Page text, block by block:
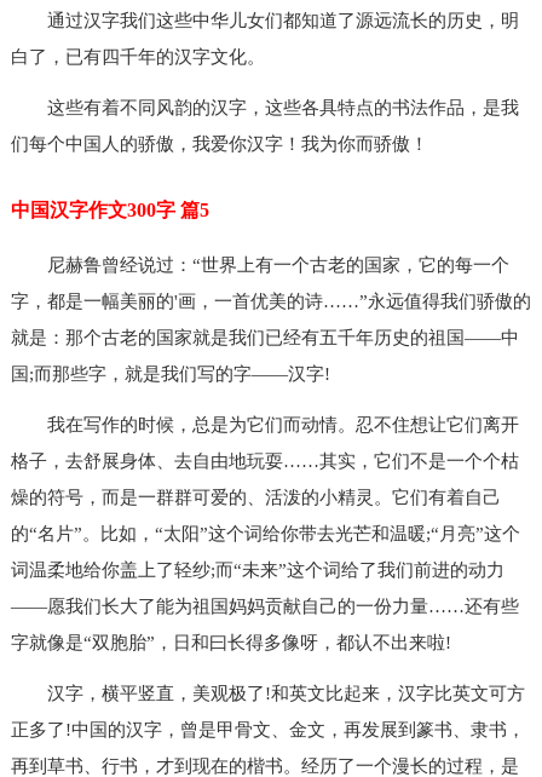
通过汉字我们这些中华儿女们都知道了源远流长的历史，明
白了，已有四千年的汉字文化。
这些有着不同风韵的汉字，这些各具特点的书法作品，是我
们每个中国人的骄傲，我爱你汉字！我为你而骄傲！
中国汉字作文300字 篇5
尼赫鲁曾经说过：“世界上有一个古老的国家，它的每一个
字，都是一幅美丽的'画，一首优美的诗……”永远值得我们骄傲的
就是：那个古老的国家就是我们已经有五千年历史的祖国——中
国;而那些字，就是我们写的字——汉字!
我在写作的时候，总是为它们而动情。忍不住想让它们离开
格子，去舒展身体、去自由地玩耍……其实，它们不是一个个枯
燥的符号，而是一群群可爱的、活泼的小精灵。它们有着自己
的“名片”。比如，“太阳”这个词给你带去光芒和温暖;“月亮”这个
词温柔地给你盖上了轻纱;而“未来”这个词给了我们前进的动力
——愿我们长大了能为祖国妈妈贡献自己的一份力量……还有些
字就像是“双胞胎”，日和曰长得多像呀，都认不出来啦!
汉字，横平竖直，美观极了!和英文比起来，汉字比英文可方
正多了!中国的汉字，曾是甲骨文、金文，再发展到篆书、隶书，
再到草书、行书，才到现在的楷书。经历了一个漫长的过程，是